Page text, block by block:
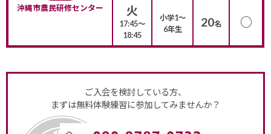
沖縄市農民研修センター 火
17:45〜
18:45
小学1〜
6年生
20名 ○
ご入会を検討している方、
まずは無料体験練習に参加してみませんか？